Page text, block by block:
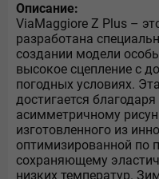
Описание:
ViaMaggiore Z Plus –
разработана
создании модели
высокое сцепление с
погодных условиях.
достигается
асимметричному
изготовленного из
оптимизированной по
сохраняющему
низких температур.